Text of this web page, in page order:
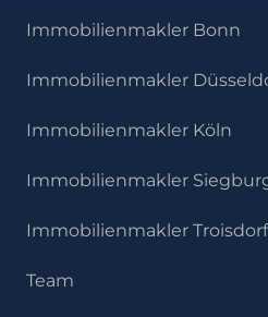
Immobilienmakler Bonn
Immobilienmakler
Immobilienmakler Köln
Immobilienmakler
Immobilienmakler Troisdorf
Team